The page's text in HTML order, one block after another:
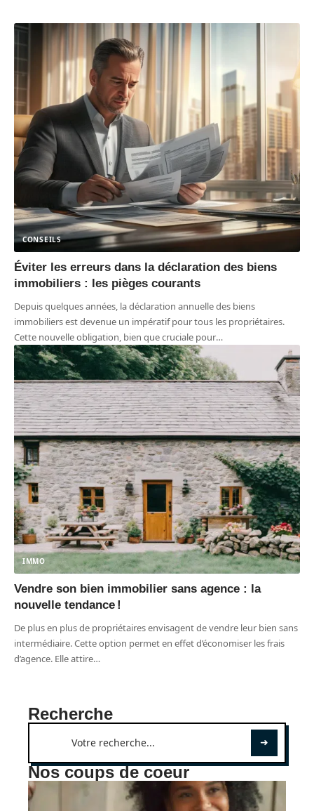
CONSEILS
Éviter les erreurs dans la déclaration des biens
immobiliers : les pièges courants
Depuis quelques années, la déclaration annuelle des biens
immobiliers est devenue un impératif pour tous les propriétaires.
Cette nouvelle obligation, bien que cruciale pour…
IMMO
Vendre son bien immobilier sans agence : la
nouvelle tendance !
De plus en plus de propriétaires envisagent de vendre leur bien sans
intermédiaire. Cette option permet en effet d’économiser les frais
d’agence. Elle attire…
Recherche
Nos coups de coeur